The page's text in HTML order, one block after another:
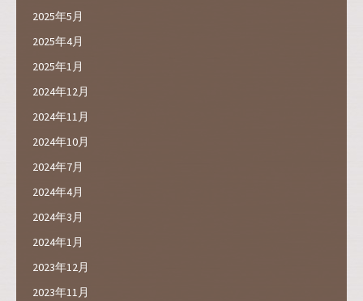
2025年5月
2025年4月
2025年1月
2024年12月
2024年11月
2024年10月
2024年7月
2024年4月
2024年3月
2024年1月
2023年12月
2023年11月